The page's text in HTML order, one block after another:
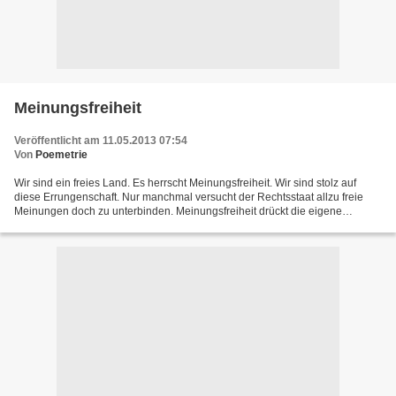
Meinungsfreiheit
Veröffentlicht am 11.05.2013 07:54
Von Poemetrie
Wir sind ein freies Land. Es herrscht Meinungsfreiheit. Wir sind stolz auf
diese Errungenschaft. Nur manchmal versucht der Rechtsstaat allzu freie
Meinungen doch zu unterbinden. Meinungsfreiheit drückt die eigene